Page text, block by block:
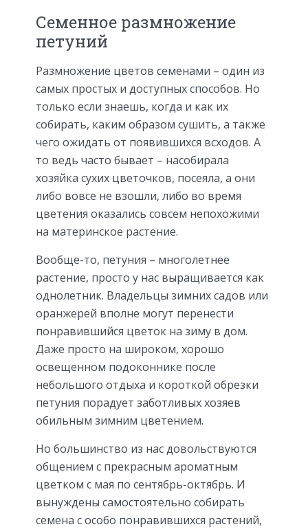
Семенное размножение
петуний
Размножение цветов семенами – один из
самых простых и доступных способов. Но
только если знаешь, когда и как их
собирать, каким образом сушить, а также
чего ожидать от появившихся всходов. А
то ведь часто бывает – насобирала
хозяйка сухих цветочков, посеяла, а они
либо вовсе не взошли, либо во время
цветения оказались совсем непохожими
на материнское растение.
Вообще-то, петуния – многолетнее
растение, просто у нас выращивается как
однолетник. Владельцы зимних садов или
оранжерей вполне могут перенести
понравившийся цветок на зиму в дом.
Даже просто на широком, хорошо
освещенном подоконнике после
небольшого отдыха и короткой обрезки
петуния порадует заботливых хозяев
обильным зимним цветением.
Но большинство из нас довольствуются
общением с прекрасным ароматным
цветком с мая по сентябрь-октябрь. И
вынуждены самостоятельно собирать
семена с особо понравившихся растений,